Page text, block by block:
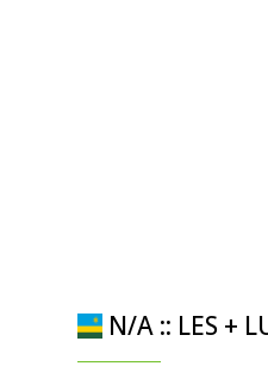
N/A :: LES +